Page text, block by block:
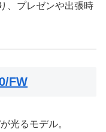
、プレゼンや出張時
FW
光るモデル。